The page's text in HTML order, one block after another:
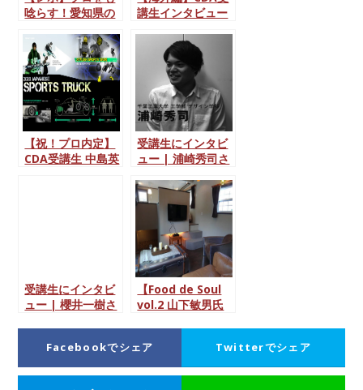
唸らす！愛知県の
が「カーデザイン
論」を語る
講生インタビュー
Strandhag / ドイ
【祝！プロ内定】
CDA受講生 中島英
受講生にインタビ
ュー | 浦崎秀司さ
受講生にインタビ
ュー | 櫻井一樹さ
【Food de Soul
vol.2 山下敏男氏
ザイン事例
Facebookでシェア Twitterでシェア